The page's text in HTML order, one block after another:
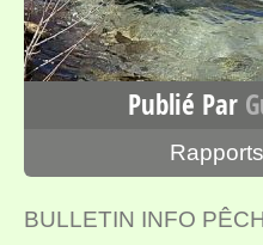
Publié Par
BULLETIN INFO